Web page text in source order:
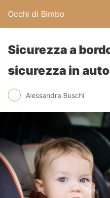
Occhi di Bimbo
Sicurezza a
sicurezza in auto
Alessandra Buschi